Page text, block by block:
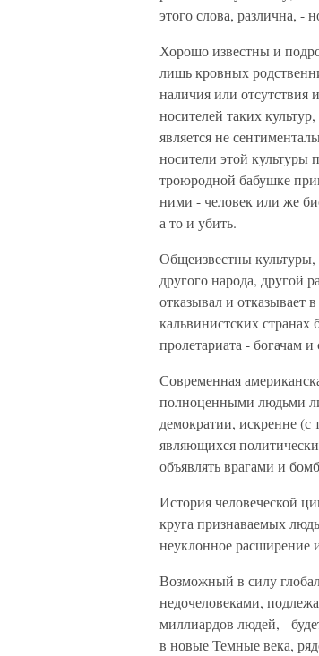
этого слова, различна, -
Хорошо известны и
лишь кровных
наличия или отсутствия
носителей таких
является не
носители этой культуры
троюродной бабушке
ними - человек или же
а то и убить.
Общеизвестны
другого народа, другой
отказывал и отказывает
кальвинистских
пролетариата - богачам
Современная
полноценными людьми
демократии, искренне
являющихся
объявлять врагами и
История человеческой
круга признаваемых
неуклонное расширение
Возможный в силу
недочеловеками,
миллиардов людей, -
в новые Темные века,